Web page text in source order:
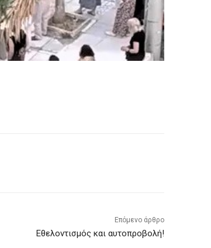
Επόμενο άρθρο
Εθελοντισμός και αυτοπροβολή!